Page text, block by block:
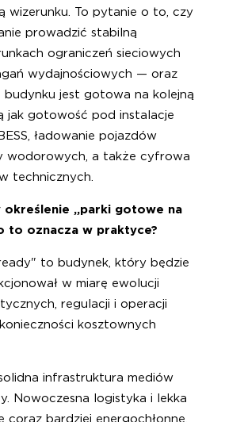
wizerunku. To pytanie o to, czy
prowadzić stabilną
ograniczeń sieciowych
wydajnościowych — oraz
jest gotowa na kolejną
jak gotowość pod instalacje
ładowanie pojazdów
wodorowych, a także cyfrowa
technicznych.
określenie „parki gotowe na
to oznacza w praktyce?
to budynek, który będzie
w miarę ewolucji
regulacji i operacji
kosztownych
infrastruktura mediów
Nowoczesna logistyka i lekka
coraz bardziej energochłonne,